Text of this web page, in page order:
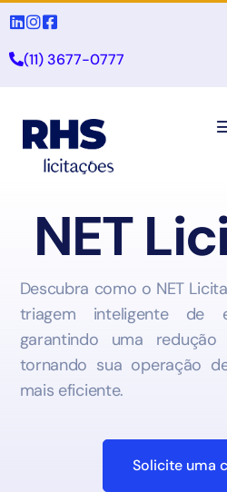
(11) 3677-0777
NET
Descubra como o NET
triagem inteligente de
garantindo uma
tornando sua operação
mais eficiente.
Solicite uma